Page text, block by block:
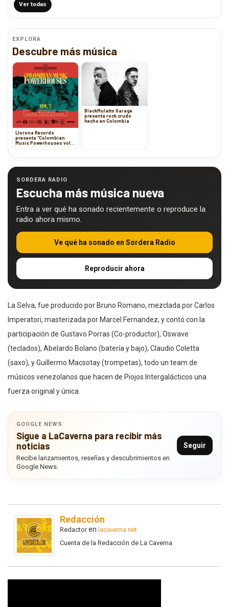
Ver todas
EXPLORA
Descubre más música
Llorona Records
presenta “Colombian
Music Powerhouses vol.
BlackMulatto Garage
presenta rock crudo
hecho en Colombia
SORDERA RADIO
Escucha más música nueva
Entra a ver qué ha sonado recientemente o reproduce la
radio ahora mismo.
Ve qué ha sonado en Sordera Radio
Reproducir ahora
La Selva, fue producido por Bruno Romano, mezclada por Carlos
Imperatori, masterizada por Marcel Fernandez, y contó con la
participación de Gustavo Porras (Co-productor), Oswave
(teclados), Abelardo Bolano (batería y bajo), Claudio Coletta
(saxo), y Guillermo Macsotay (trompetas), todo un team de
músicos venezolanos que hacen de Piojos Intergalácticos una
fuerza original y única.
GOOGLE NEWS
Sigue a LaCaverna para recibir más
noticias
Recibe lanzamientos, reseñas y descubrimientos en
Google News.
Seguir
Redacción
Redactoren lacaverna.net
Cuenta de la Redacción de La Caverna